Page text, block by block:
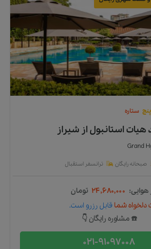
پنج ستاره
هیات استانبولاز شیراز
Grand
صبحانه رایگان ترانسفر استقبال
۲۴,۶۸۰,۰۰۰ تومان
دلخواه شما قابل رزرو است.
☎️ مشاوره رایگان 👇
021-91097008